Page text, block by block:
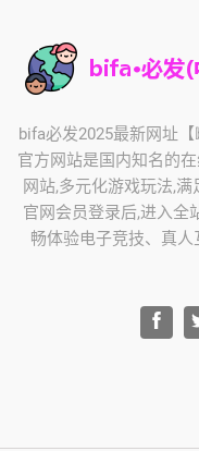
bifa必发2025最新网址
官方网站是国内知名的
网站,多元化游戏玩法,
官网会员登录后,进入全
畅体验电子竞技、真